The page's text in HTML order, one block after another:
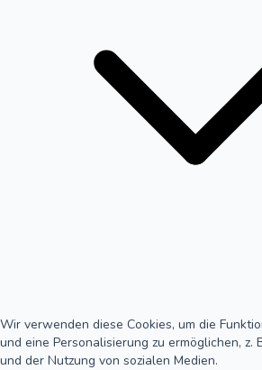
Wir verwenden diese Cookies, um die
und eine Personalisierung zu ermöglichen, z.
und der Nutzung von sozialen Medien.